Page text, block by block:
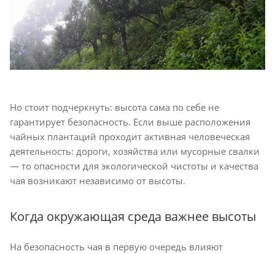
Но стоит подчеркнуть: высота сама по себе не
гарантирует безопасность. Если выше расположения
чайных плантаций проходит активная человеческая
деятельность: дороги, хозяйства или мусорные свалки
— то опасности для экологической чистоты и качества
чая возникают независимо от высоты.
Когда окружающая среда важнее высоты
На безопасность чая в первую очередь влияют